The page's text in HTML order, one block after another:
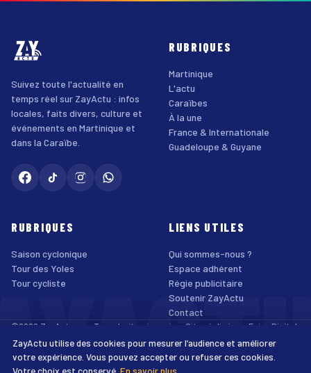
Suivez toute l'actualité en
temps réel sur ZayActu : infos
locales, faits divers, culture et
événements en Martinique et
dans la Caraïbe.
RUBRIQUES
Martinique
L'actu
Caraïbes
À la une
France & Internationale
Guadeloupe & Guyane
RUBRIQUES
Saison cyclonique
Tour des Yoles
Tour cycliste
LIENS UTILES
Qui sommes-nous ?
Espace adhérent
Régie publicitaire
Soutenir ZayActu
Contact
©2026 ZayActu.org. Tous droits réservés. · Site réalisé par Enjoy Digital
Agency
Mentions légales
Confidentialité Cookies Accessibilité
ZayActu utilise des cookies pour mesurer l’audience et améliorer
votre expérience. Vous pouvez accepter ou refuser ces cookies.
Votre choix est conservé. En savoir plus